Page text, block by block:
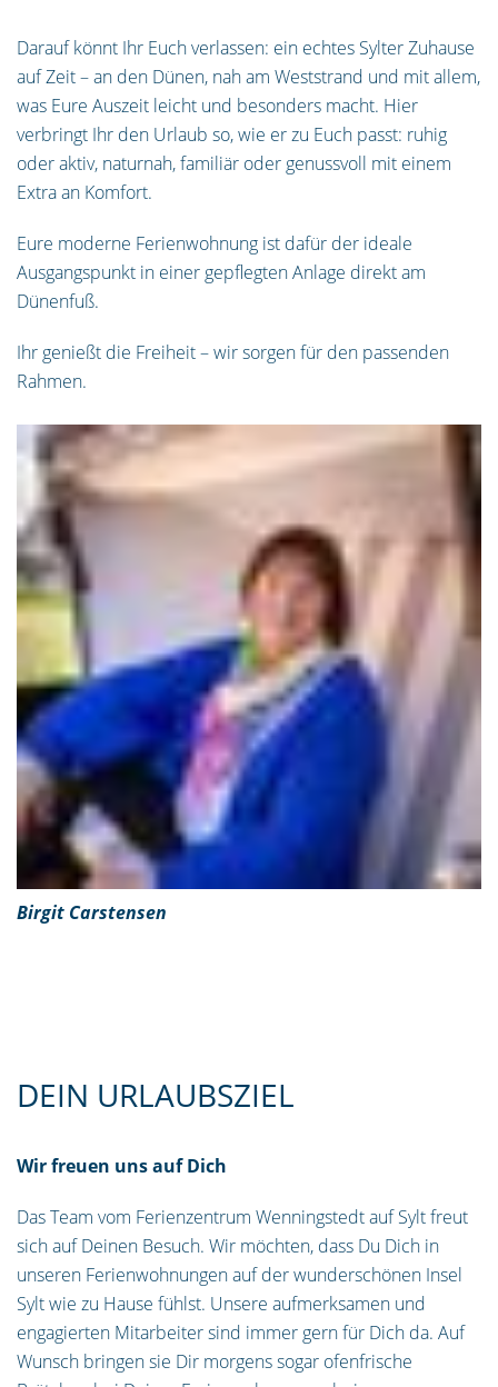
Darauf könnt Ihr Euch verlassen: ein echtes Sylter Zuhause
auf Zeit – an den Dünen, nah am Weststrand und mit allem,
was Eure Auszeit leicht und besonders macht. Hier
verbringt Ihr den Urlaub so, wie er zu Euch passt: ruhig
oder aktiv, naturnah, familiär oder genussvoll mit einem
Extra an Komfort.
Eure moderne Ferienwohnung ist dafür der ideale
Ausgangspunkt in einer gepflegten Anlage direkt am
Dünenfuß.
Ihr genießt die Freiheit – wir sorgen für den passenden
Rahmen.
Birgit Carstensen
DEIN URLAUBSZIEL
Wir freuen uns auf Dich
Das Team vom Ferienzentrum Wenningstedt auf Sylt freut
sich auf Deinen Besuch. Wir möchten, dass Du Dich in
unseren Ferienwohnungen auf der wunderschönen Insel
Sylt wie zu Hause fühlst. Unsere aufmerksamen und
engagierten Mitarbeiter sind immer gern für Dich da. Auf
Wunsch bringen sie Dir morgens sogar ofenfrische